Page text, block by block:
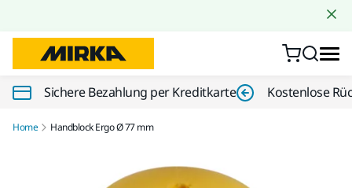
Sichere Bezahlung per Kreditkarte Kostenlose
Home Handblock Ergo Ø 77 mm